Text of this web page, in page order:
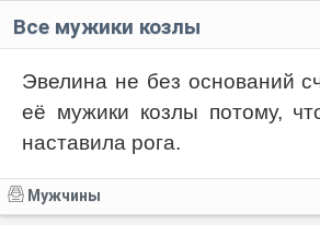
Все мужики козлы
Эвелина не без оснований
её мужики козлы потому,
наставила рога.
Мужчины